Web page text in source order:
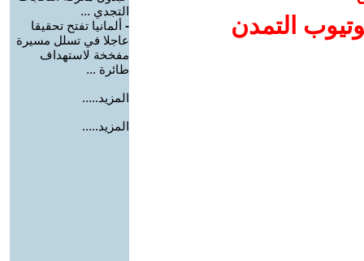
التمدن
التجدي ...
- ألمانيا تفتح تحقيقا
عاجلا في تسلل مسيرة
مفخخة لاستهداف
طائرة ...
المزيد.....
المزيد.....